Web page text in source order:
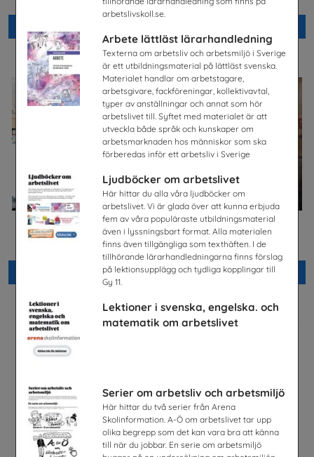
arbetslivskoll.se.
Arbete lättläst lärarhandledning
Texterna om arbetsliv och arbetsmiljö i Sverige
är ett utbildningsmaterial på lättläst svenska.
Materialet handlar om arbetstagare,
arbetsgivare, fackföreningar, kollektivavtal,
typer av anställningar och annat som hör
arbetslivet till. Syftet med materialet är att
utveckla både språk och kunskaper om
arbetsmarknaden hos människor som ska
förberedas inför ett arbetsliv i Sverige
Ljudböcker om arbetslivet
Här hittar du alla våra ljudböcker om
arbetslivet. Vi är glada över att kunna erbjuda
fem av våra populäraste utbildningsmaterial
även i lyssningsbart format. Alla materialen
finns även tillgängliga som texthäften. I de
tillhörande lärarhandledningarna finns förslag
på lektionsupplägg och tydliga kopplingar till
Gy 11.
Lektioner i svenska, engelska. och
matematik om arbetslivet
Serier om arbetsliv och arbetsmiljö
Här hittar du två serier från Arena
Skolinformation. A-Ö om arbetslivet tar upp
olika begrepp som det kan vara bra att känna
till när du jobbar. En serie om arbetsmiljö
Jobba på apotek
Sveriges Apoteksförening
Beställ 0kr
Celiaki
Fria Bröd AB
Beställ 0kr